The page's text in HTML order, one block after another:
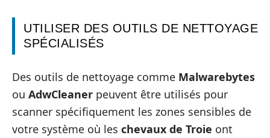
UTILISER DES OUTILS DE NETTOYAGE
SPÉCIALISÉS
Des outils de nettoyage comme Malwarebytes
ou AdwCleaner peuvent être utilisés pour
scanner spécifiquement les zones sensibles de
votre système où les chevaux de Troie ont